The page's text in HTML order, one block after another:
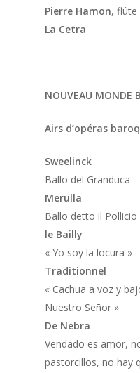
Pierre Hamon, flûte
La Cetra
NOUVEAU MONDE
Airs d’opéras
Sweelinck
Ballo del Granduca
Merulla
Ballo detto il Pollicio
le Bailly
« Yo soy la locura »
Traditionnel
« Cachua a voz y
Nuestro Señor »
De Nebra
Vendado es amor,
pastorcillos, no hay